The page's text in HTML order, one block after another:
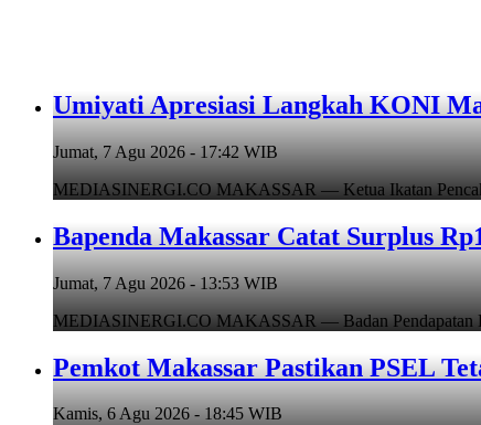
Umiyati Apresiasi Langkah KONI
Jumat, 7 Agu 2026 - 17:42 WIB
MEDIASINERGI.CO MAKASSAR — Ketua Ikatan
Bapenda Makassar Catat Surplus
Jumat, 7 Agu 2026 - 13:53 WIB
MEDIASINERGI.CO MAKASSAR — Badan Pendapatan
Pemkot Makassar Pastikan PSEL
Kamis, 6 Agu 2026 - 18:45 WIB